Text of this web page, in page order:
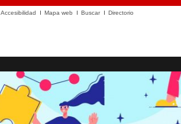
Accesibilidad Mapa web Buscar Directorio